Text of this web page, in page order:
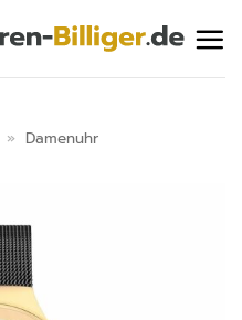
» Damenuhr